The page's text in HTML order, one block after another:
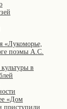
«Лукоморье,
поэмы А.С.
в
«Дом
приступили